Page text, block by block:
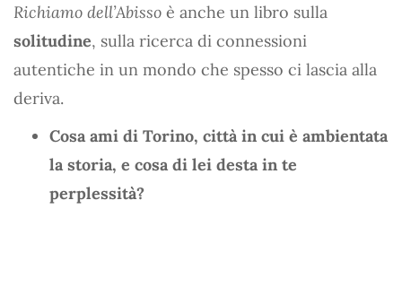
Richiamo dell’Abisso è anche un libro sulla
solitudine, sulla ricerca di connessioni
autentiche in un mondo che spesso ci lascia alla
deriva.
Cosa ami di Torino, città in cui è ambientata
la storia, e cosa di lei desta in te
perplessità?